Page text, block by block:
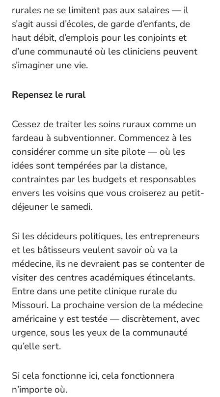
rurales ne se limitent pas aux salaires — il
s’agit aussi d’écoles, de garde d’enfants, de
haut débit, d’emplois pour les conjoints et
d’une communauté où les cliniciens peuvent
s’imaginer une vie.
Repensez le rural
Cessez de traiter les soins ruraux comme un
fardeau à subventionner. Commencez à les
considérer comme un site pilote — où les
idées sont tempérées par la distance,
contraintes par les budgets et responsables
envers les voisins que vous croiserez au petit-
déjeuner le samedi.
Si les décideurs politiques, les entrepreneurs
et les bâtisseurs veulent savoir où va la
médecine, ils ne devraient pas se contenter de
visiter des centres académiques étincelants.
Entre dans une petite clinique rurale du
Missouri. La prochaine version de la médecine
américaine y est testée — discrètement, avec
urgence, sous les yeux de la communauté
qu’elle sert.
Si cela fonctionne ici, cela fonctionnera
n’importe où.